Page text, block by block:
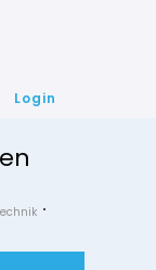
Login